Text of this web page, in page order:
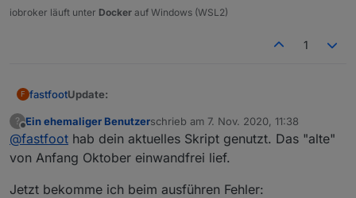
iobroker läuft unter Docker auf Windows (WSL2)
1
F fastfootUpdate:
Daten der Bundesländer hinzugefügt
Auswahl über DP showFederalStates
Option, um nur die Daten der Bundesländer
Auswahl über DPshowFederalStatesOnly
Die VIS wurde bewusst schlicht gehalten, damit ihr
auch noch was zu tun habt
Alles zu finden im
?
Offline
Ein ehemaliger Benutzerschrieb am 7. Nov. 2020, 11:38
zuletzt editiert von
@fastfoot hab dein aktuelles Skript genutzt. Das "alte"
von Anfang Oktober einwandfrei lief.
Jetzt bekomme ich beim ausführen Fehler: